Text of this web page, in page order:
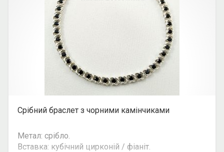
Срібний браслет з чорними камінчиками
Метал: срібло.
Вставка: кубічний цирконій / фіаніт.